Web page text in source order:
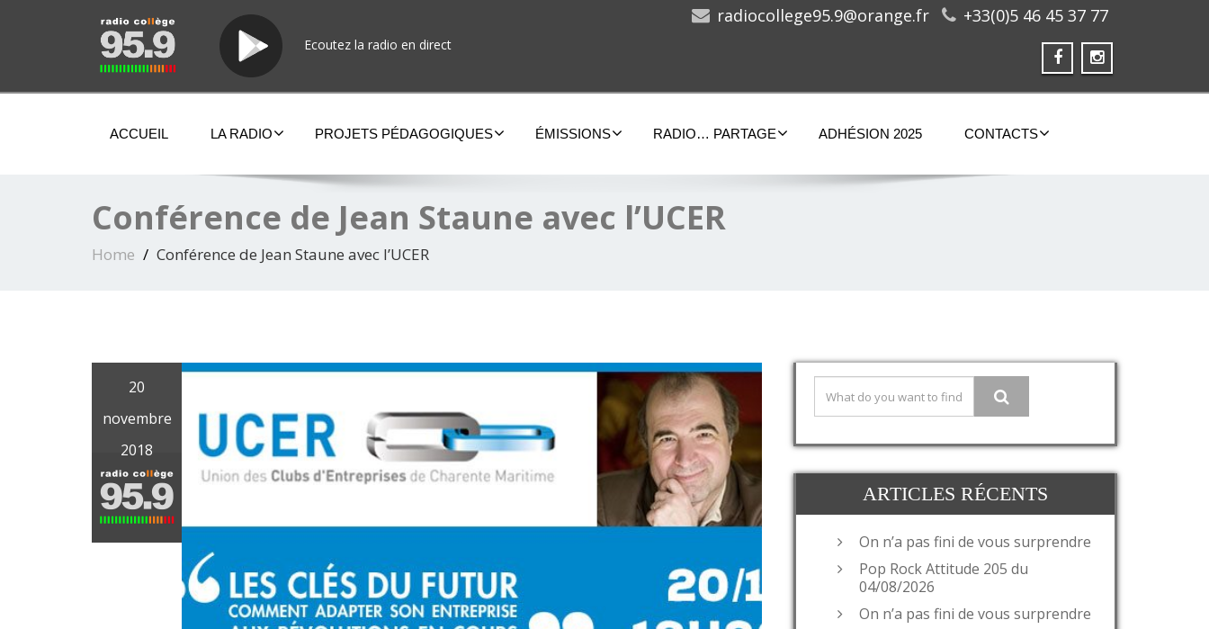
Ecoutez la radio en direct
radiocollege95.9@orange.fr +33(0)5 46 45 37 77
ACCUEIL LA RADIO PROJETS PÉDAGOGIQUES ÉMISSIONS RADIO… PARTAGE ADHÉSION 2025 CONTACTS
Conférence de Jean Staune avec l’UCER
Home Conférence de Jean Staune avec l’UCER
20
novembre
2018
ARTICLES RÉCENTS
On n’a pas fini de vous surprendre
Pop Rock Attitude 205 du
04/08/2026
On n’a pas fini de vous surprendre